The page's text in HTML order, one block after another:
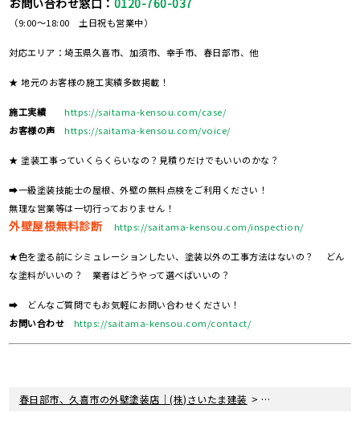
お問い合わせ窓口： 0120-760-037
（9:00～18:00 土日祝も営業中）
対応エリア：埼玉県久喜市、加須市、幸手市、春日部市、他
★ 地元のお客様の施工実績多数掲載！
施工実績
https://saitama-kensou.com/case/
お客様の声
https://saitama-kensou.com/voice/
★ 塗装工事っていくらくらいなの？見積りだけでもいいのかな？
➡一級塗装技能士の屋根、外壁の無料点検をご利用ください！
無理な営業等は一切行っておりません！
外壁屋根無料診断 https://saitama-kensou.com/inspection/
★色を塗る前にシミュレーションしたい、塗装以外の工事方法はないの？ どん
な塗料がいいの？ 業者はどうやって選べばいいの？
➡ どんなご質問でもお気軽にお問い合わせください！
お問い合わせ
https://saitama-kensou.com/contact/
春日部市、久喜市の外壁塗装店｜(株)さいたま建装 > 塗装現場レポート